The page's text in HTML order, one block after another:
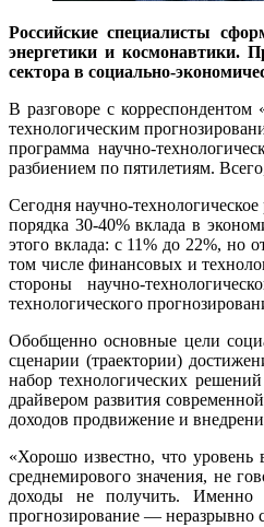
Российские специалисты
энергетики и космонавтики.
сектора в социально-
В разговоре с
технологическим
программа научно-
разбиением по пятилетиям.
Сегодня научно-
порядка 30-40% вклада в
этого вклада: с 11% до 22%, но
том числе финансовых и
стороны научно-
технологического
Обобщенно основные цели
сценарии (траектории)
набор технологических
драйвером развития
доходов продвижение и
«Хорошо известно, что
среднемирового значения, не
доходы не получить. Именно
прогнозирование ― неразрывно